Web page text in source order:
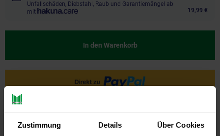
Zustimmung Details Über Cookies
Unfallschäden, Diebstahl, Raub und Garantiemängel ab
mit
19,99 €
In den Warenkorb